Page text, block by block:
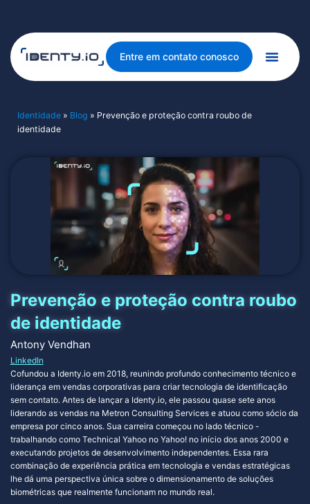
Entre em contato conosco
Identidade» Blog » Prevenção e proteção contra roubo de
identidade
Antony Vendhan
LinkedIn
Cofundou a Identy.io em 2018, reunindo profundo conhecimento técnico e
liderança em vendas corporativas para criar tecnologia de identificação
sem contato. Antes de lançar a Identy.io, ele passou quase sete anos
liderando as vendas na Metron Consulting Services e atuou como sócio da
empresa por cinco anos. Sua carreira começou no lado técnico -
trabalhando como Technical Yahoo no Yahoo! no início dos anos 2000 e
executando projetos de desenvolvimento independentes. Essa rara
combinação de experiência prática em tecnologia e vendas estratégicas
lhe dá uma perspectiva única sobre o dimensionamento de soluções
biométricas que realmente funcionam no mundo real.
Prevenção e proteção contra roubo
de identidade